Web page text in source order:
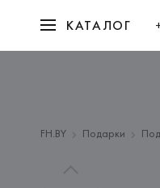
КАТАЛОГ
FH.BY Подарки